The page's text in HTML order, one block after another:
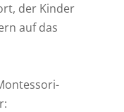
der Kinder
auf das